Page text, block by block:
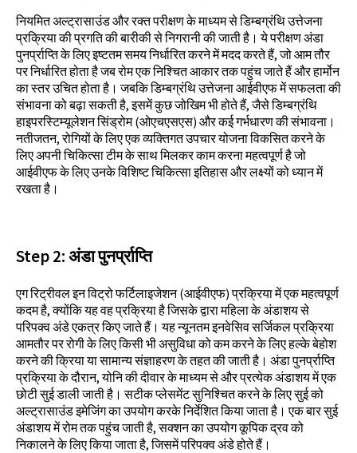
नियमित अल्ट्रासाउंड और रक्त परीक्षण के माध्यम से डिम्बग्रंथि उत्तेजना
प्रक्रिया की प्रगति की बारीकी से निगरानी की जाती है। ये परीक्षण अंडा
पुनर्प्राप्ति के लिए इष्टतम समय निर्धारित करने में मदद करते हैं, जो आम तौर
पर निर्धारित होता है जब रोम एक निश्चित आकार तक पहुंच जाते हैं और हार्मोन
का स्तर उचित होता है। जबकि डिम्बग्रंथि उत्तेजना आईवीएफ में सफलता की
संभावना को बढ़ा सकती है, इसमें कुछ जोखिम भी होते हैं, जैसे डिम्बग्रंथि
हाइपरस्टिम्यूलेशन सिंड्रोम (ओएचएसएस) और कई गर्भधारण की संभावना।
नतीजतन, रोगियों के लिए एक व्यक्तिगत उपचार योजना विकसित करने के
लिए अपनी चिकित्सा टीम के साथ मिलकर काम करना महत्वपूर्ण है जो
आईवीएफ के लिए उनके विशिष्ट चिकित्सा इतिहास और लक्ष्यों को ध्यान में
रखता है।
Step2:अंडा पुनर्प्राप्ति
एग रिट्रीवल इन विट्रो फर्टिलाइजेशन (आईवीएफ) प्रक्रिया में एक महत्वपूर्ण
कदम है, क्योंकि यह वह प्रक्रिया है जिसके द्वारा महिला के अंडाशय से
परिपक्व अंडे एकत्र किए जाते हैं। यह न्यूनतम इनवेसिव सर्जिकल प्रक्रिया
आमतौर पर रोगी के लिए किसी भी असुविधा को कम करने के लिए हल्के बेहोश
करने की क्रिया या सामान्य संज्ञाहरण के तहत की जाती है। अंडा पुनर्प्राप्ति
प्रक्रिया के दौरान, योनि की दीवार के माध्यम से और प्रत्येक अंडाशय में एक
छोटी सुई डाली जाती है। सटीक प्लेसमेंट सुनिश्चित करने के लिए सुई को
अल्ट्रासाउंड इमेजिंग का उपयोग करके निर्देशित किया जाता है। एक बार सुई
अंडाशय में रोम तक पहुंच जाती है, सक्शन का उपयोग कूपिक द्रव को
निकालने के लिए किया जाता है, जिसमें परिपक्व अंडे होते हैं।